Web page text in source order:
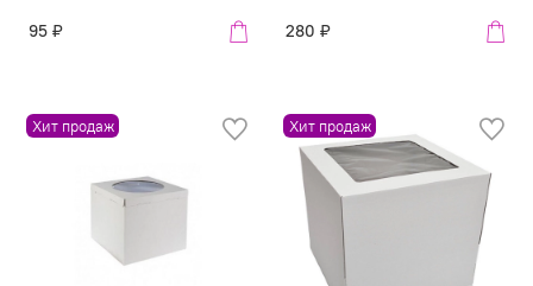
95 ₽ 280 ₽
Хит продаж Хит продаж